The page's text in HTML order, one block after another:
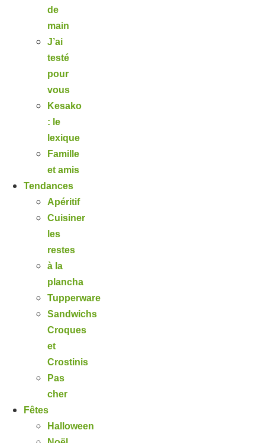
de
main
J’ai
testé
pour
vous
Kesako
: le
lexique
Famille
et amis
Tendances
Apéritif
Cuisiner
les
restes
à la
plancha
Tupperware
Sandwichs
Croques
et
Crostinis
Pas
cher
Fêtes
Halloween